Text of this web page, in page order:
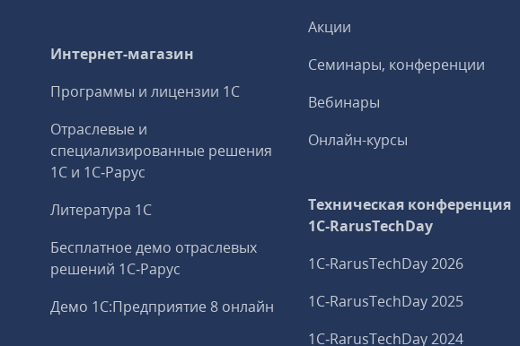
Интернет-магазин
Программы и лицензии 1С
Отраслевые и
специализированные решения
1С и 1С‑Рарус
Литература 1С
Бесплатное демо отраслевых
решений 1С‑Рарус
Демо 1С:Предприятие 8 онлайн
Акции
Семинары, конференции
Вебинары
Онлайн-курсы
Техническая конференция
1C‑RarusTechDay
1C‑RarusTechDay 2026
1C‑RarusTechDay 2025
1C‑RarusTechDay 2024